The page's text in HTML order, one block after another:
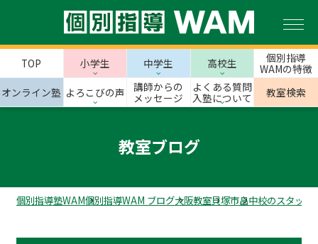
TOP 小学生 中学生 高校生
個別指導
WAMの特徴
オンライン塾 よろこびの声
講師からの
メッセージ
よくある質問
入塾について
教室検索
教室ブログ
個別指導塾WAM個別指導WAM ブログ大阪教室貝塚市畠中校のスタッフ